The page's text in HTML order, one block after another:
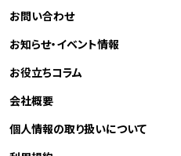
お問い合わせ
お知らせ・イベント情報
お役立ちコラム
会社概要
個人情報の取り扱いについて